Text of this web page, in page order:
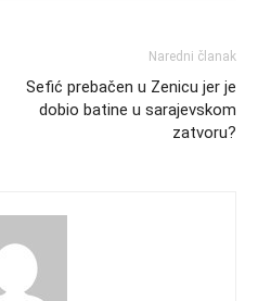
Naredni članak
Sefić prebačen u Zenicu jer je
dobio batine u sarajevskom
zatvoru?